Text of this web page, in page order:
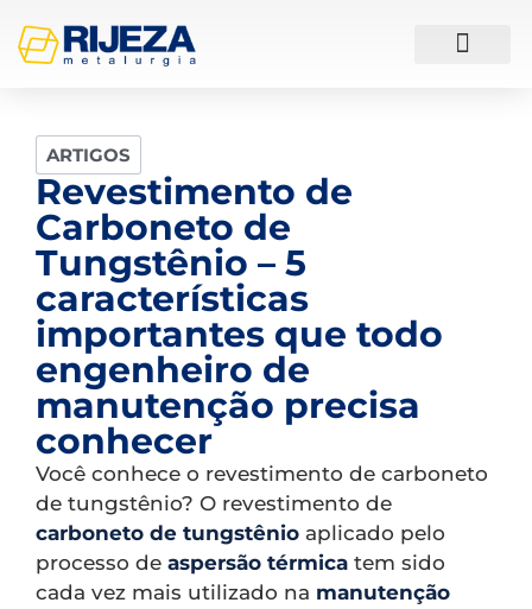
ARTIGOS
Revestimento de
Carboneto de
Tungstênio – 5
características
importantes que todo
engenheiro de
manutenção precisa
conhecer
Você conhece o revestimento de carboneto
de tungstênio? O revestimento de
carboneto de tungstênio aplicado pelo
processo de aspersão térmica tem sido
cada vez mais utilizado na manutenção